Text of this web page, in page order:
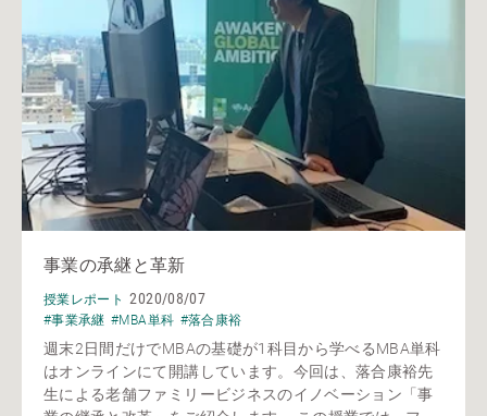
事業の承継と革新
授業レポート 2020/08/07
#事業承継 #MBA単科 #落合康裕
週末2日間だけでMBAの基礎が1科目から学べるMBA単科
はオンラインにて開講しています。今回は、落合康裕先
生による老舗ファミリービジネスのイノベーション「事